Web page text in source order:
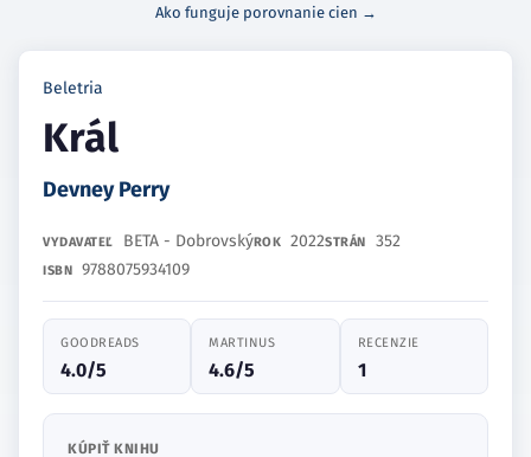
Ako funguje porovnanie cien →
Beletria
Král
Devney Perry
VYDAVATEĽ BETA - DobrovskýROK 2022STRÁN 352
ISBN 9788075934109
GOODREADS
4.0/5
MARTINUS
4.6/5
RECENZIE
1
KÚPIŤ KNIHU